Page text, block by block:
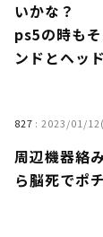
いかな？
ps5の時も
ンドとヘッ
827 : 2023/01/
周辺機器絡
ら脳死でポ